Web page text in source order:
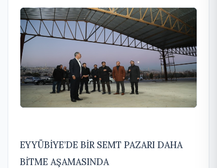
EYYÜBİYE’DE BİR SEMT PAZARI DAHA
BİTME AŞAMASINDA